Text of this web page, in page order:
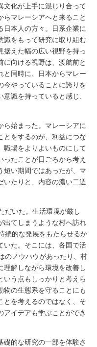
文化が上手に混じり合って
らマレーシアへと来ること
日本人の方々。日系企業に
識をもって研究に取り組む
据えた幅の広い視野を持っ
に向ける視野は、渡航前と
と同時に、日本からマレー
今やっていることに誇りを
識を持っていると感じ、
ら始まった。マレーシアに
とをするのが、利益につな
職場をよりよいものにして
たことが日ごろから考え
短い期間ではあったが、マ
いたりと、内容の濃い二週
だいた。生活環境が厳し
出てしまうような村へ訪れ
続的な発展をもたらせるか
いた。そこには、各国で活
のノウハウがあったり、村
理解しながら環境を改善し
いう点もしっかりと考えら
物の生態系を守ることにも
とを考えるのではなく、そ
アイデアも学ぶことができ
礎的な研究の一部を体験さ